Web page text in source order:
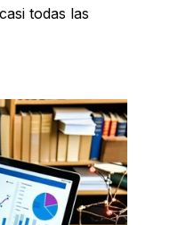
todas las